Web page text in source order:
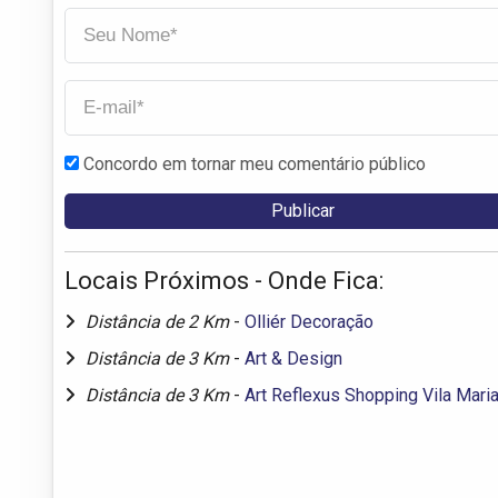
Concordo em tornar meu comentário público
Locais Próximos - Onde Fica:
Distância de 2 Km - Olliér Decoração
Distância de 3 Km - Art & Design
Distância de 3 Km - Art Reflexus Shopping Vila